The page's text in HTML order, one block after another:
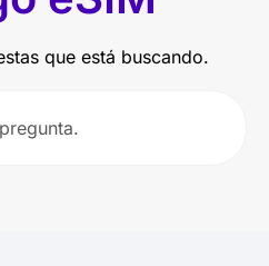
que está buscando.